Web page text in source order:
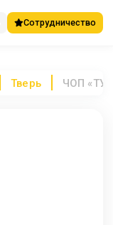
Сотрудничество
Тверь ЧОП